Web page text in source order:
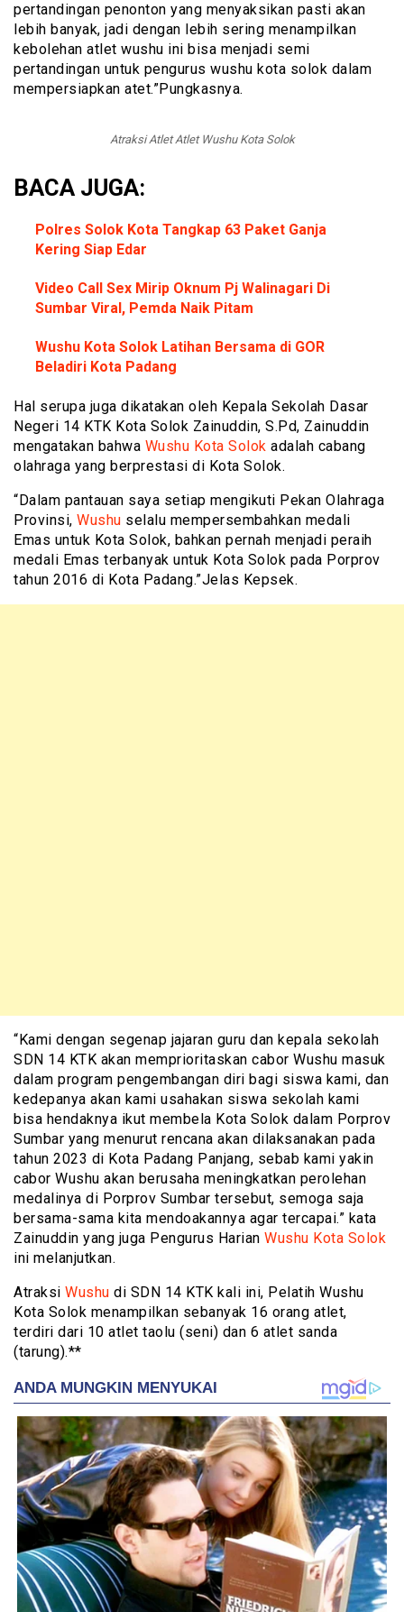
pertandingan penonton yang menyaksikan pasti akan
lebih banyak, jadi dengan lebih sering menampilkan
kebolehan atlet wushu ini bisa menjadi semi
pertandingan untuk pengurus wushu kota solok dalam
mempersiapkan atet.”Pungkasnya.
Atraksi Atlet Atlet Wushu Kota Solok
BACA JUGA:
Polres Solok Kota Tangkap 63 Paket Ganja
Kering Siap Edar
Video Call Sex Mirip Oknum Pj Walinagari Di
Sumbar Viral, Pemda Naik Pitam
Wushu Kota Solok Latihan Bersama di GOR
Beladiri Kota Padang
Hal serupa juga dikatakan oleh Kepala Sekolah Dasar
Negeri 14 KTK Kota Solok Zainuddin, S.Pd, Zainuddin
mengatakan bahwa Wushu Kota Solok adalah cabang
olahraga yang berprestasi di Kota Solok.
“Dalam pantauan saya setiap mengikuti Pekan Olahraga
Provinsi, Wushu selalu mempersembahkan medali
Emas untuk Kota Solok, bahkan pernah menjadi peraih
medali Emas terbanyak untuk Kota Solok pada Porprov
tahun 2016 di Kota Padang.”Jelas Kepsek.
“Kami dengan segenap jajaran guru dan kepala sekolah
SDN 14 KTK akan memprioritaskan cabor Wushu masuk
dalam program pengembangan diri bagi siswa kami, dan
kedepanya akan kami usahakan siswa sekolah kami
bisa hendaknya ikut membela Kota Solok dalam Porprov
Sumbar yang menurut rencana akan dilaksanakan pada
tahun 2023 di Kota Padang Panjang, sebab kami yakin
cabor Wushu akan berusaha meningkatkan perolehan
medalinya di Porprov Sumbar tersebut, semoga saja
bersama-sama kita mendoakannya agar tercapai.” kata
Zainuddin yang juga Pengurus Harian Wushu Kota Solok
ini melanjutkan.
Atraksi Wushu di SDN 14 KTK kali ini, Pelatih Wushu
Kota Solok menampilkan sebanyak 16 orang atlet,
terdiri dari 10 atlet taolu (seni) dan 6 atlet sanda
(tarung).**